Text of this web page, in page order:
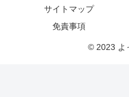
サイトマップ
免責事項
© 2023 よ